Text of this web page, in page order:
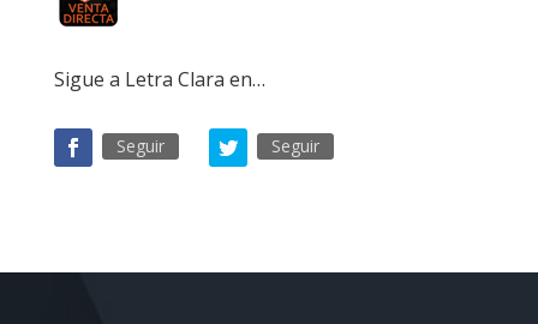
Sigue a Letra Clara en…
Seguir Seguir